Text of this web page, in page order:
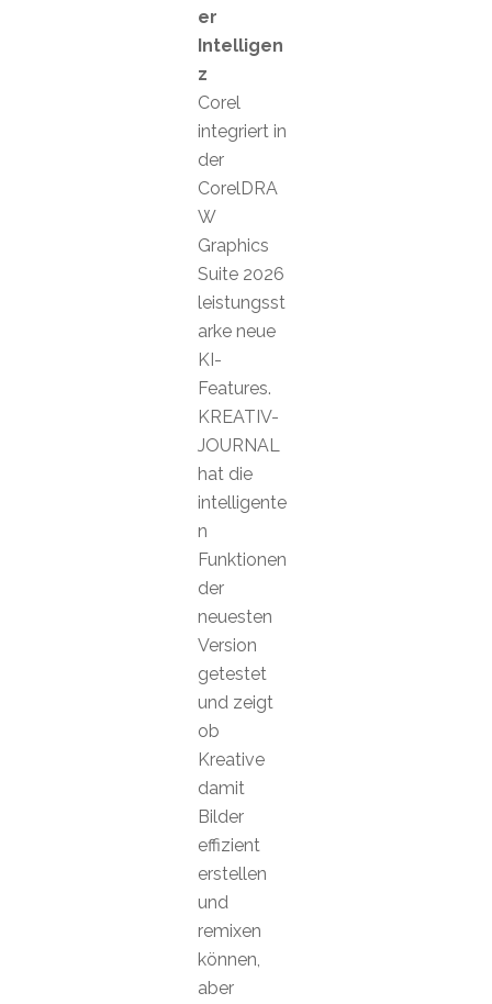
er
Intelligen
z
Corel
integriert in
der
CorelDRA
W
Graphics
Suite 2026
leistungsst
arke neue
KI-
Features.
KREATIV-
JOURNAL
hat die
intelligente
n
Funktionen
der
neuesten
Version
getestet
und zeigt
ob
Kreative
damit
Bilder
effizient
erstellen
und
remixen
können,
aber